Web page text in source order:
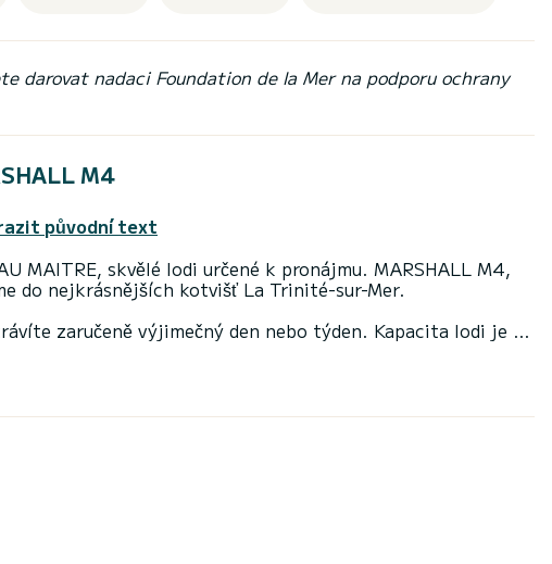
darovat nadaci Foundation de la Mer na podporu ochrany
M4
původní text
MAITRE, skvělé lodi určené k pronájmu. MARSHALL M4,
do nejkrásnějších kotvišť La Trinité-sur-Mer.
zaručeně výjimečný den nebo týden. Kapacita lodi je 15